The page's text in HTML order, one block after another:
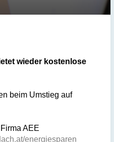
wieder kostenlose
beim Umstieg auf
AEE
energiesparen